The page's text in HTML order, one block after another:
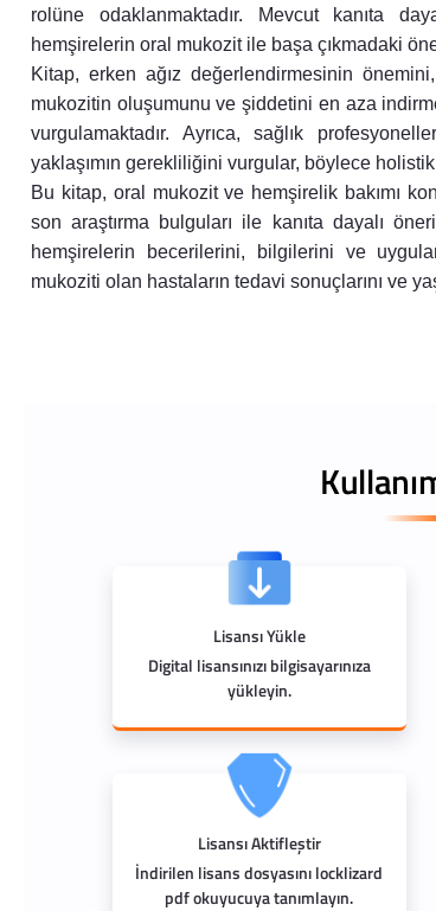
rolüne odaklanmaktadır. Mevcut kanıta
hemşirelerin oral mukozit ile başa çıkmadaki
Kitap, erken ağız değerlendirmesinin
mukozitin oluşumunu ve şiddetini en aza
vurgulamaktadır. Ayrıca, sağlık
yaklaşımın gerekliliğini vurgular, böylece
Bu kitap, oral mukozit ve hemşirelik bakımı
son araştırma bulguları ile kanıta dayalı
hemşirelerin becerilerini, bilgilerini ve
mukoziti olan hastaların tedavi sonuçlarını ve
Lisansı Yükle
Digital lisansınızı bilgisayarınıza
yükleyin.
Lisansı Aktifleştir
İndirilen lisans dosyasını locklizard
pdf okuyucuya tanımlayın.